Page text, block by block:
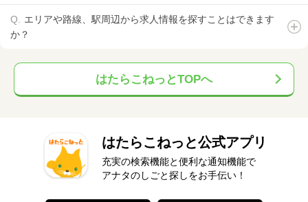
エリアや路線、駅周辺から求人情報を探すことはできます
か？
はたらこねっとTOPへ
はたらこねっと公式アプリ
充実の検索機能と便利な通知機能で
アナタのしごと探しをお手伝い！